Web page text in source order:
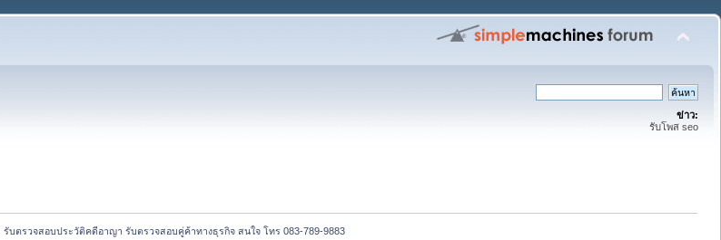
ข่าว:
รับโพส seo
รับตรวจสอบประวัติคดีอาญา รับตรวจสอบคู่ค้าทางธุรกิจ สนใจ โทร 083-789-9883